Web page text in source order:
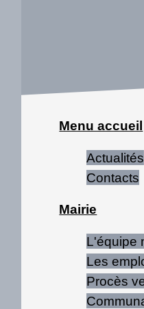
Menu accueil
Actualités
Contacts
Mairie
L'équipe
Les
Procès